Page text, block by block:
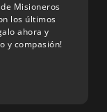
Misioneros
los últimos
ahora y
y compasión!